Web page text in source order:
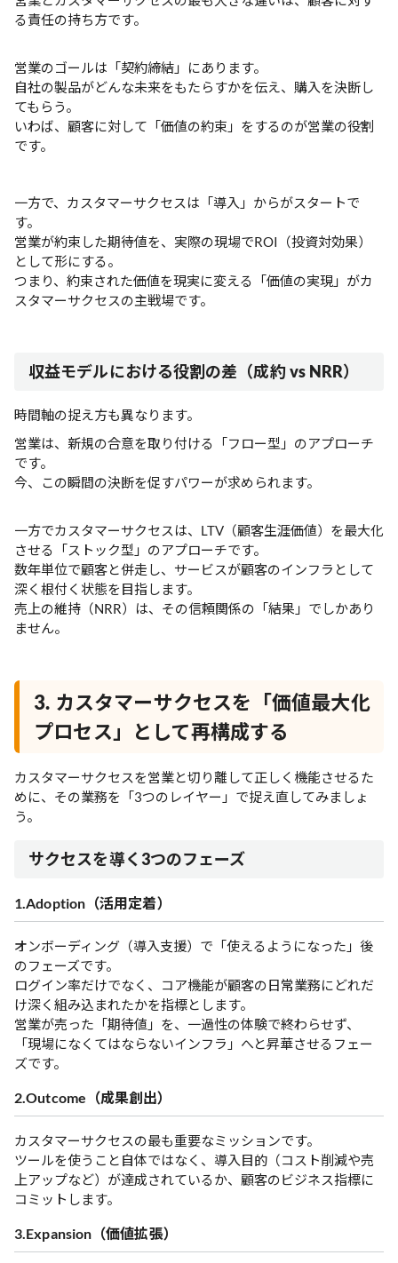
る責任の持ち方です。
営業のゴールは「契約締結」にあります。
自社の製品がどんな未来をもたらすかを伝え、購入を決断し
てもらう。
いわば、顧客に対して「価値の約束」をするのが営業の役割
です。
一方で、カスタマーサクセスは「導入」からがスタートで
す。
営業が約束した期待値を、実際の現場でROI（投資対効果）
として形にする。
つまり、約束された価値を現実に変える「価値の実現」がカ
スタマーサクセスの主戦場です。
収益モデルにおける役割の差（成約 vs NRR）
時間軸の捉え方も異なります。
営業は、新規の合意を取り付ける「フロー型」のアプローチ
です。
今、この瞬間の決断を促すパワーが求められます。
一方でカスタマーサクセスは、LTV（顧客生涯価値）を最大化
させる「ストック型」のアプローチです。
数年単位で顧客と併走し、サービスが顧客のインフラとして
深く根付く状態を目指します。
売上の維持（NRR）は、その信頼関係の「結果」でしかあり
ません。
3. カスタマーサクセスを「価値最大化
プロセス」として再構成する
カスタマーサクセスを営業と切り離して正しく機能させるた
めに、その業務を「3つのレイヤー」で捉え直してみましょ
う。
サクセスを導く3つのフェーズ
1.Adoption（活用定着）
オンボーディング（導入支援）で「使えるようになった」後
のフェーズです。
ログイン率だけでなく、コア機能が顧客の日常業務にどれだ
け深く組み込まれたかを指標とします。
営業が売った「期待値」を、一過性の体験で終わらせず、
「現場になくてはならないインフラ」へと昇華させるフェー
ズです。
2.Outcome（成果創出）
カスタマーサクセスの最も重要なミッションです。
ツールを使うこと自体ではなく、導入目的（コスト削減や売
上アップなど）が達成されているか、顧客のビジネス指標に
コミットします。
3.Expansion（価値拡張）